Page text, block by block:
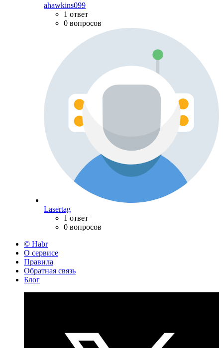
ahawkins099
1 ответ
0 вопросов
Lasertag
1 ответ
0 вопросов
© Habr
О сервисе
Правила
Обратная связь
Блог